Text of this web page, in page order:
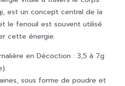
est un concept central de la
le fenouil est souvent utilisé
cette énergie.
en Décoction : 3,5 à 7g
sous forme de poudre et